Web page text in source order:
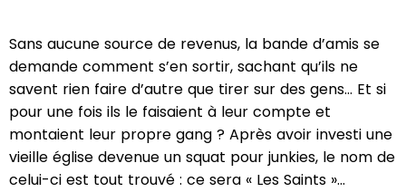
Sans aucune source de revenus, la bande d’amis se
demande comment s’en sortir, sachant qu’ils ne
savent rien faire d’autre que tirer sur des gens… Et si
pour une fois ils le faisaient à leur compte et
montaient leur propre gang ? Après avoir investi une
vieille église devenue un squat pour junkies, le nom de
celui-ci est tout trouvé : ce sera « Les Saints »…